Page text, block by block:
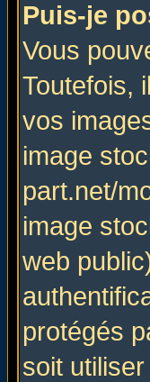
Puis-je
Vous
Toutefois,
vos
image
part.net/
image
web
protégés
soit